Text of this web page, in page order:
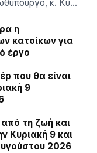
κ. Κυ…
η
κατοίκων για
έργο
που θα είναι
9
τη ζωή και
Κυριακή 9 και
2026